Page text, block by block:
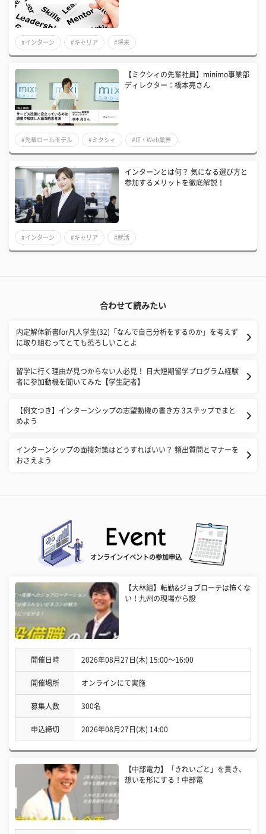
#インターン #キャリア #将来
【ミクシィの先輩社員】minimo事業部
ディレクター：橋本亮さん
#先輩ロールモデル #ミクシィ #IT・Web業界
インターンとは何？ 気になる選び方と
参加するメリットを徹底解説！
#インターン #キャリア #就活
合わせて読みたい
内定解体新書for凡人学生(32)「なんで自己分析をするのか」を考えず
に取り組むってとても恐ろしいことよ
留学に行く理由が見つからない人必見！ 日大短期留学プログラム経験
者に参加動機を聞いてみた【学生記者】
【例文つき】インターンシップの志望動機の書き方 3ステップでまと
めよう
インターンシップの面接対策はどうすればいい？ 頻出質問とマナーを
おさえよう
オンラインイベントの参加申込
【大林組】転勤&ジョブローテは怖くな
い！九州の現場から設
開催日時 2026年08月27日(木) 15:00〜16:00
開催場所 オンラインにて実施
募集人数 300名
申込締切 2026年08月27日(木) 14:00
【中部電力】「きれいごと」を貫き、
想いを形にする！中部電